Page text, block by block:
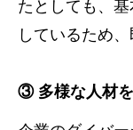
たとしても、
しているため
③ 多様な人材